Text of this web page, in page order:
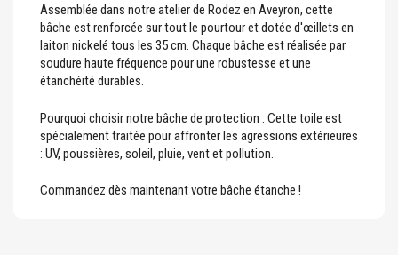
Assemblée dans notre atelier de Rodez en Aveyron, cette
bâche est renforcée sur tout le pourtour et dotée d'œillets en
laiton nickelé tous les 35 cm. Chaque bâche est réalisée par
soudure haute fréquence pour une robustesse et une
étanchéité durables.
Pourquoi choisir notre bâche de protection : Cette toile est
spécialement traitée pour affronter les agressions extérieures
: UV, poussières, soleil, pluie, vent et pollution.
Commandez dès maintenant votre bâche étanche !